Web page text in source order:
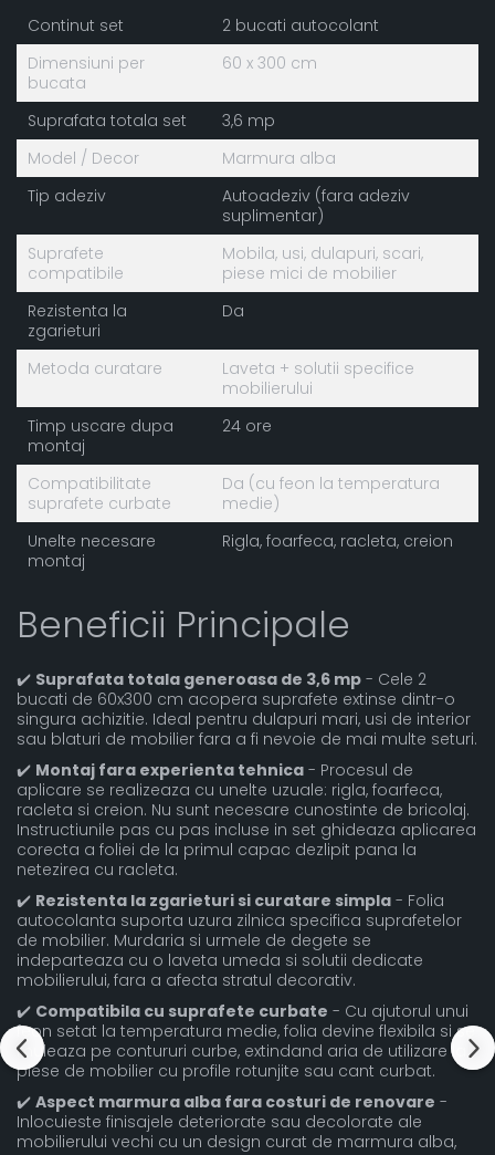
Continut set
2 bucati autocolant
Dimensiuni per
bucata
60 x 300 cm
Suprafata totala set
3,6 mp
Model / Decor
Marmura alba
Tip adeziv
Autoadeziv (fara adeziv
suplimentar)
Suprafete
compatibile
Mobila, usi, dulapuri, scari,
piese mici de mobilier
Rezistenta la
zgarieturi
Da
Metoda curatare
Laveta + solutii specifice
mobilierului
Timp uscare dupa
montaj
24 ore
Compatibilitate
suprafete curbate
Da (cu feon la temperatura
medie)
Unelte necesare
montaj
Rigla, foarfeca, racleta, creion
Beneficii Principale
✔️ Suprafata totala generoasa de 3,6 mp - Cele 2
bucati de 60x300 cm acopera suprafete extinse dintr-o
singura achizitie. Ideal pentru dulapuri mari, usi de interior
sau blaturi de mobilier fara a fi nevoie de mai multe seturi.
✔️ Montaj fara experienta tehnica - Procesul de
aplicare se realizeaza cu unelte uzuale: rigla, foarfeca,
racleta si creion. Nu sunt necesare cunostinte de bricolaj.
Instructiunile pas cu pas incluse in set ghideaza aplicarea
corecta a foliei de la primul capac dezlipit pana la
netezirea cu racleta.
✔️ Rezistenta la zgarieturi si curatare simpla - Folia
autocolanta suporta uzura zilnica specifica suprafetelor
de mobilier. Murdaria si urmele de degete se
indeparteaza cu o laveta umeda si solutii dedicate
mobilierului, fara a afecta stratul decorativ.
✔️ Compatibila cu suprafete curbate - Cu ajutorul unui
feon setat la temperatura medie, folia devine flexibila si se
muleaza pe contururi curbe, extindand aria de utilizare la
piese de mobilier cu profile rotunjite sau cant curbat.
✔️ Aspect marmura alba fara costuri de renovare -
Inlocuieste finisajele deteriorate sau decolorate ale
mobilierului vechi cu un design curat de marmura alba,